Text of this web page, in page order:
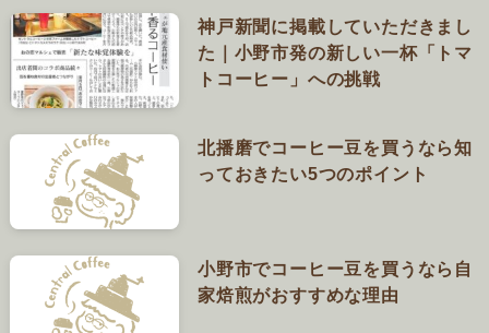
神戸新聞に掲載していただきまし
た｜小野市発の新しい一杯「トマ
トコーヒー」への挑戦
北播磨でコーヒー豆を買うなら知
っておきたい5つのポイント
小野市でコーヒー豆を買うなら自
家焙煎がおすすめな理由